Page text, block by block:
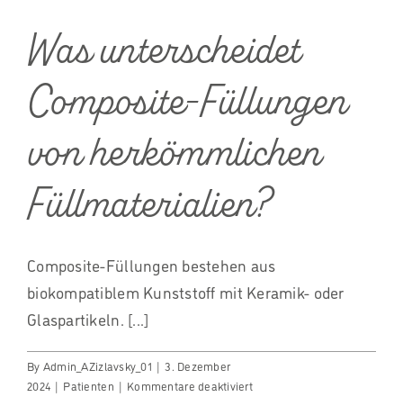
Was unterscheidet
Composite-Füllungen
von herkömmlichen
Füllmaterialien?
Composite-Füllungen bestehen aus
biokompatiblem Kunststoff mit Keramik- oder
Glaspartikeln. [...]
By Admin_AZizlavsky_01 | 3. Dezember
2024 | Patienten | Kommentare deaktiviertfür